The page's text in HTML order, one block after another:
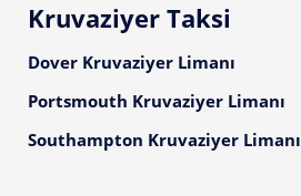
Kruvaziyer Taksi
Dover Kruvaziyer Limanı
Portsmouth Kruvaziyer Limanı
Southampton Kruvaziyer Limanı